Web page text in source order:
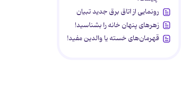
رونمایی از اتاق برق جدید تبیان
زهرهای پنهان خانه را بشناسید!
قهرمان‌های خسته یا والدین مفید!